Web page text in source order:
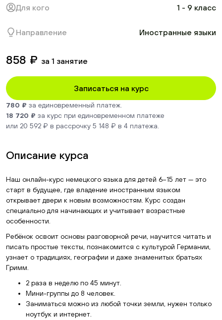
Для кого 1 - 9 класс
Направление Иностранные языки
858 ₽ за 1 занятие
780 ₽ за единовременный платеж.
18 720 ₽ за курс при единовременном платеже
или 20 592 ₽ в рассрочку 5 148 ₽ в 4 платежа.
Записаться на курс
Описание курса
Наш онлайн-курс немецкого языка для детей 6–15 лет — это
старт в будущее, где владение иностранным языком
открывает двери к новым возможностям. Курс создан
специально для начинающих и учитывает возрастные
особенности.
Ребёнок освоит основы разговорной речи, научится читать и
писать простые тексты, познакомится с культурой Германии,
узнает о традициях, географии и даже знаменитых братьях
Гримм.
2 раза в неделю по 45 минут.
Мини-группы до 8 человек.
Заниматься можно из любой точки земли, нужен только
ноутбук и интернет.